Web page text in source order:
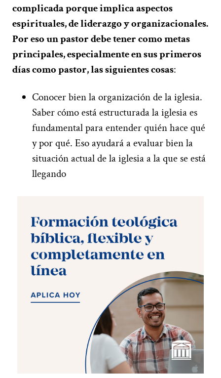
complicada porque implica aspectos
espirituales, de liderazgo y organizacionales.
Por eso un pastor debe tener como metas
principales, especialmente en sus primeros
días como pastor, las siguientes cosas:
Conocer bien la organización de la iglesia.
Saber cómo está estructurada la iglesia es
fundamental para entender quién hace qué
y por qué. Eso ayudará a evaluar bien la
situación actual de la iglesia a la que se está
llegando